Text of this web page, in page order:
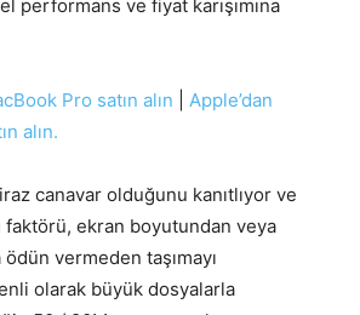
performans ve fiyat karışımına
Pro satın alın
Apple’dan
alın.
canavar olduğunu kanıtlıyor ve
faktörü, ekran boyutundan veya
vermeden taşımayı
olarak büyük dosyalarla